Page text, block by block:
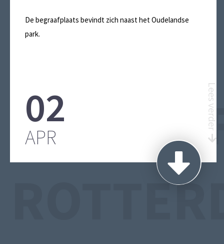
De begraafplaats bevindt zich naast het Oudelandse
park.
02
APR
Lees verder